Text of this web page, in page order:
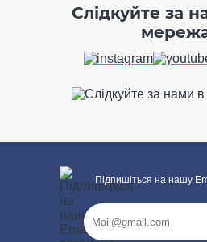
ПРОДОВЖИТИ
Слідкуйте за
Підпишіться на нашу